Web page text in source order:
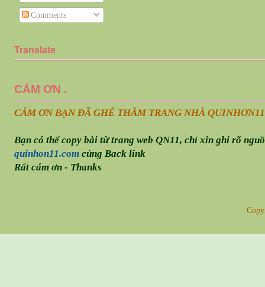
Comments
Translate
CÁM ƠN .
CÁM ƠN BẠN ĐÃ GHÉ THĂM TRANG NHÀ QUINHƠN
Bạn có thể copy bài từ trang web QN11, chỉ xin ghi rõ
quinhon11.comcùng Back link
Rất cám ơn - Thanks